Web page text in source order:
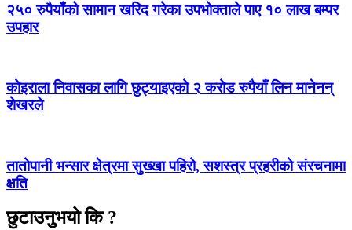
२५० रुपैयाँको सामान खरिद गरेका उपभोक्ताले पाए १० लाख बम्पर
उपहार
कोइराला निवासका लागि छुट्याइएको २ करोड रुपैयाँ लिन मानेनन्
शेखरले
तातोपानी भन्सार क्षेत्रमा सुख्खा पहिरो, सशस्त्र प्रहरीको संरचनामा
क्षति
छुटाउनुभयो कि ?